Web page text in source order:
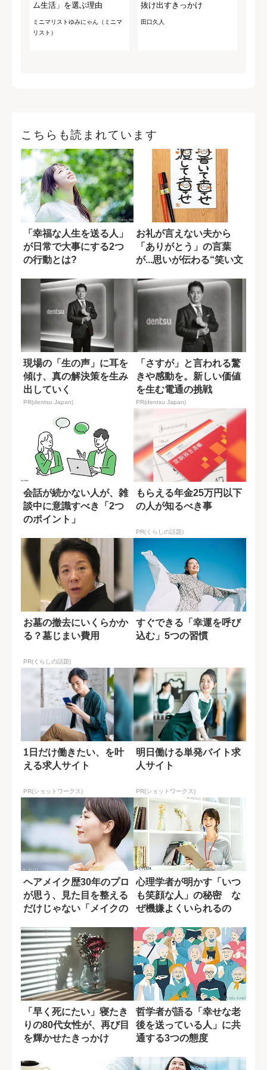
ム生活」を選ぶ理由
ミニマリストゆみにゃん（ミニマ
リスト）
抜け出すきっかけ
田口久人
こちらも読まれています
「幸福な人生を送る人」
が日常で大事にする2つ
の行動とは?
お礼が言えない夫から
「ありがとう」の言葉
が...思いが伝わる“笑い文
現場の「生の声」に耳を
傾け、真の解決策を生み
出していく
PR(dentsu Japan)
「さすが」と言われる驚
きや感動を。新しい価値
を生む電通の挑戦
PR(dentsu Japan)
会話が続かない人が、雑
談中に意識すべき「2つ
のポイント」
もらえる年金25万円以下
の人が知るべき事
PR(くらしの話題)
お墓の撤去にいくらかか
る？墓じまい費用
PR(くらしの話題)
すぐできる「幸運を呼び
込む」5つの習慣
1日だけ働きたい、を叶
える求人サイト
PR(ショットワークス)
明日働ける単発バイト求
人サイト
PR(ショットワークス)
ヘアメイク歴30年のプロ
が思う、見た目を整える
だけじゃない「メイクの
心理学者が明かす「いつ
も笑顔な人」の秘密 な
ぜ機嫌よくいられるの
「早く死にたい」寝たき
りの80代女性が、再び目
を輝かせたきっかけ
哲学者が語る「幸せな老
後を送っている人」に共
通する3つの態度